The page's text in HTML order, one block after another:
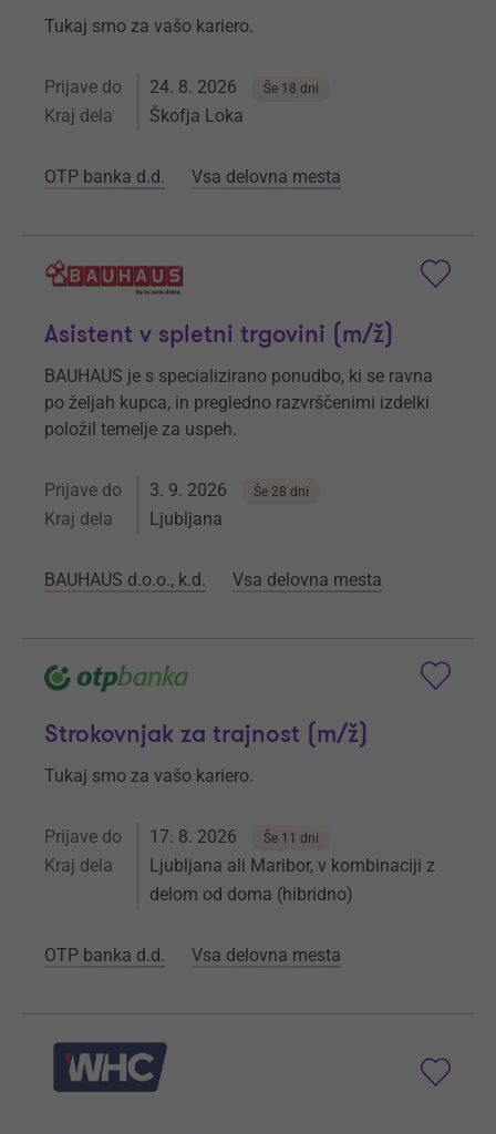
Tukaj smo za vašo kariero.
Prijave do 24. 8. 2026 Še 18 dni
Kraj dela Škofja Loka
OTP banka d.d. Vsa delovna mesta
Asistent v spletni trgovini (m/ž)
BAUHAUS je s specializirano ponudbo, ki se ravna
po željah kupca, in pregledno razvrščenimi izdelki
položil temelje za uspeh.
Prijave do 3. 9. 2026 Še 28 dni
Kraj dela Ljubljana
BAUHAUS d.o.o., k.d. Vsa delovna mesta
Strokovnjak za trajnost (m/ž)
Tukaj smo za vašo kariero.
Prijave do 17. 8. 2026 Še 11 dni
Kraj dela
Ljubljana ali Maribor, v kombinaciji z
delom od doma (hibridno)
OTP banka d.d. Vsa delovna mesta